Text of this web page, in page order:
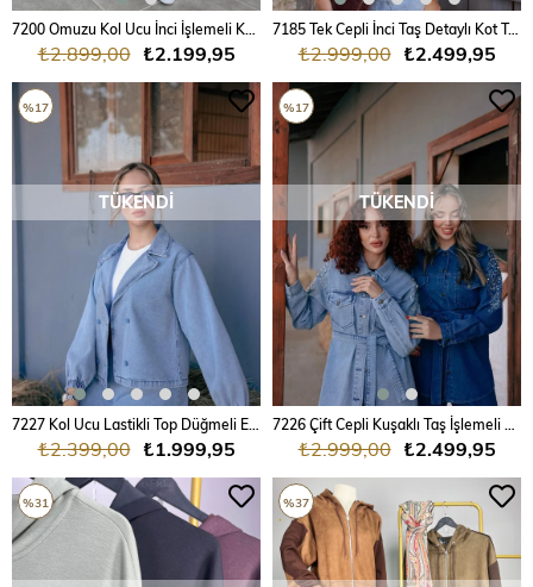
₺2.199,95
₺2.899,00
7185 Tek Cepli İnci Taş Detaylı Kot Takım
₺2.499,95
₺2.999,00
TÜKENDI
₺1.999,95
₺2.399,00
%17
TÜKENDI
₺2.499,95
₺2.999,00
%17
%31 %37